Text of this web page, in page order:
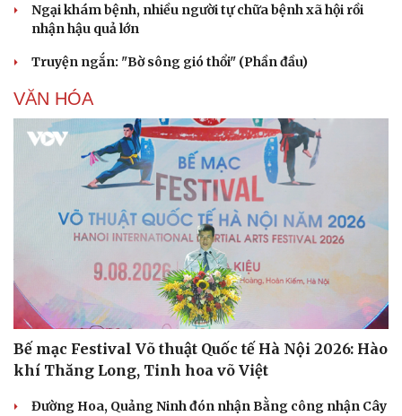
Ngại khám bệnh, nhiều người tự chữa bệnh xã hội rồi
nhận hậu quả lớn
Truyện ngắn: "Bờ sông gió thổi" (Phần đầu)
VĂN HÓA
Bế mạc Festival Võ thuật Quốc tế Hà Nội 2026: Hào
khí Thăng Long, Tinh hoa võ Việt
Đường Hoa, Quảng Ninh đón nhận Bằng công nhận Cây